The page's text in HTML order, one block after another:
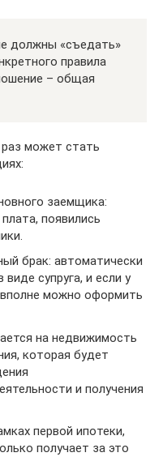
должны «съедать»
правила
– общая
может стать
заемщика:
появились
брак: автоматически
супруга, и если у
можно оформить
на недвижимость
которая будет
и получения
первой ипотеки,
получает за это